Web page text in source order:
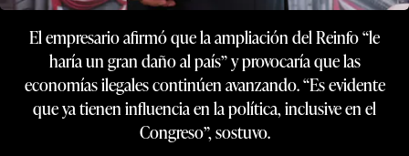
El empresario afirmó que la ampliación del Reinfo “le
haría un gran daño al país” y provocaría que las
economías ilegales continúen avanzando. “Es evidente
que ya tienen influencia en la política, inclusive en el
Congreso”, sostuvo.